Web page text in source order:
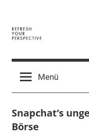
springen
Y
Digital
BusinessMenü
Snapchat’s
Börse